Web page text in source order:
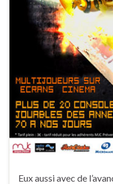
Eux aussi avec de